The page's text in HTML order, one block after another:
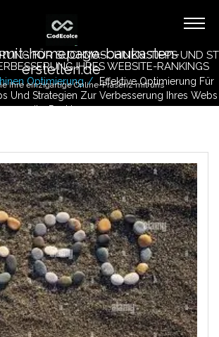
homepage-baukasten-
erstellen.de
Ihre einzigartige Online-Präsenz mit uns
FÜR SUCHMASCHINEN: TIPPS UND ST
IHRES WEBSITE-RANKINGS
Optimierung
Effektive Optimierung Für
Und Strategien Zur Verbesserung Ihres Webs
Ite-Rankings